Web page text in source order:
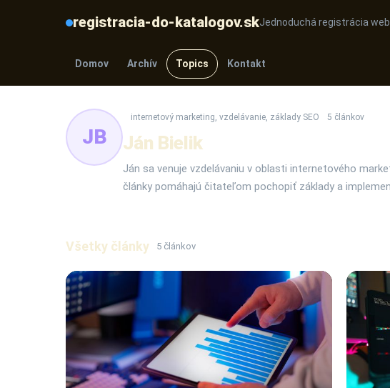
registracia-do-katalogov.skJednoduchá registrácia
Domov Archív Topics Kontakt
JB
internetový marketing, vzdelávanie, základy SEO 5 článkov
Ján Bielik
Ján sa venuje vzdelávaniu v oblasti internetového
články pomáhajú čitateľom pochopiť základy a
Všetky články 5 článkov